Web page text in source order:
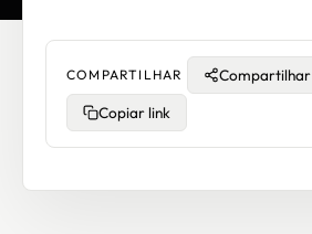
COMPARTILHAR
Compartilhar
Copiar link